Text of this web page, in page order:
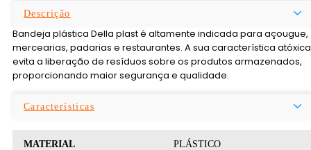
Descrição
Bandeja plástica Della plast é altamente indicada para açougue,
mercearias, padarias e restaurantes. A sua característica atóxica
evita a liberação de resíduos sobre os produtos armazenados,
proporcionando maior segurança e qualidade.
Características
MATERIAL PLÁSTICO